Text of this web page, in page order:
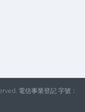
電信事業登記 字號：